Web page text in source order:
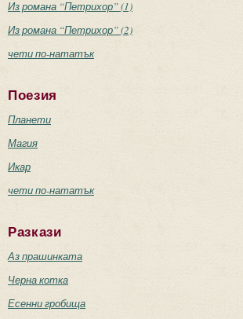
Из романа “Петрихор” (1)
Из романа “Петрихор” (2)
чети по-нататък
Поезия
Планети
Магия
Икар
чети по-нататък
Разкази
Аз прашинката
Черна котка
Есенни гробища